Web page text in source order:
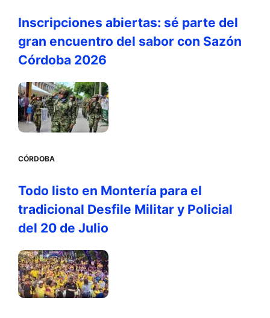
Inscripciones abiertas: sé parte del
gran encuentro del sabor con Sazón
Córdoba 2026
CÓRDOBA
Todo listo en Montería para el
tradicional Desfile Militar y Policial
del 20 de Julio